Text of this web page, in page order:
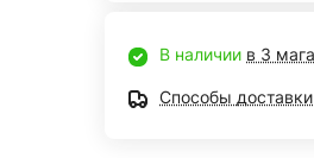
В наличии в 3
Способы доставки